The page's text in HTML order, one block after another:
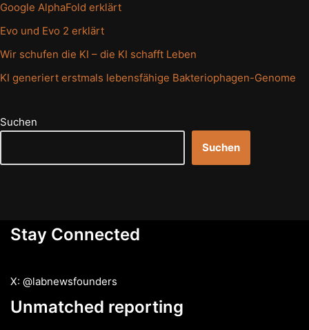
Google AlphaFold erklärt
Evo und Evo 2 erklärt
Wir schufen die KI – die KI schafft Leben
KI generiert erstmals lebensfähige Bakteriophagen-Genome
Suchen
Suchen
Stay Connected
X: @labnewsfounders
Unmatched reporting